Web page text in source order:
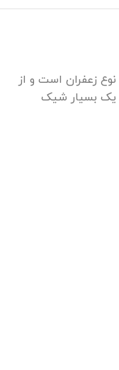
اتویی می‌باشد که بهترین نوع زعفران است و از
یک بسیار شیک